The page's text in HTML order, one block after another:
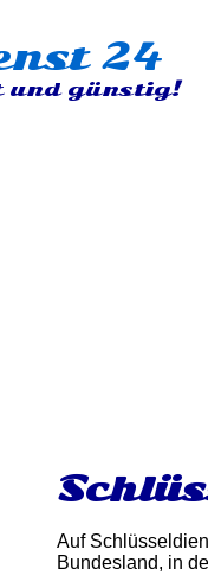
24
und günstig!
Auf
Bundesland, in